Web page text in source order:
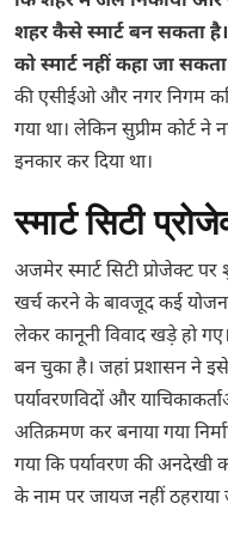
शहर कैसे स्मार्ट बन सकता
को स्मार्ट नहीं कहा जा
की एसीईओ और नगर निगम
गया था। लेकिन सुप्रीम कोर्ट
इनकार कर दिया था।
स्मार्ट सिटी
अजमेर स्मार्ट सिटी प्रोजेक्ट
खर्च करने के बावजूद कई
लेकर कानूनी विवाद खड़े हो
बन चुका है। जहां प्रशासन ने इसे
पर्यावरणविदों और
अतिक्रमण कर बनाया गया
गया कि पर्यावरण की अनदेखी
के नाम पर जायज नहीं ठहराया